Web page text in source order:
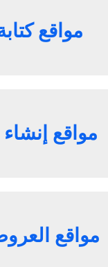
مواقع
مواقع
مواقع